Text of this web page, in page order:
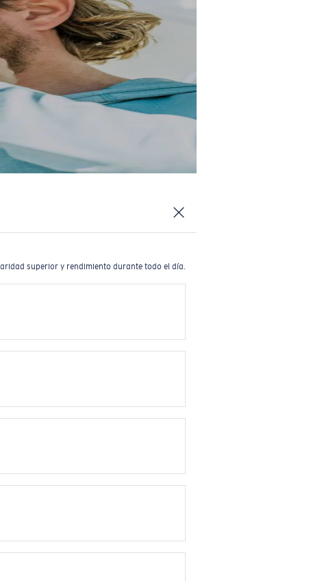
superior y rendimiento durante todo el día.